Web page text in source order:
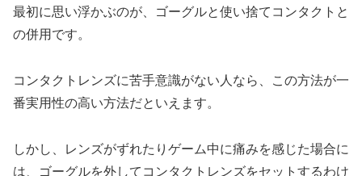
最初に思い浮かぶのが、ゴーグルと使い捨てコンタクトと
の併用です。
コンタクトレンズに苦手意識がない人なら、この方法が一
番実用性の高い方法だといえます。
しかし、レンズがずれたりゲーム中に痛みを感じた場合に
は、ゴーグルを外してコンタクトレンズをセットするわけ